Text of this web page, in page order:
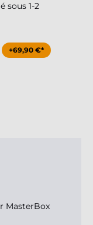
sous 1-2
+69,90 €*
MasterBox